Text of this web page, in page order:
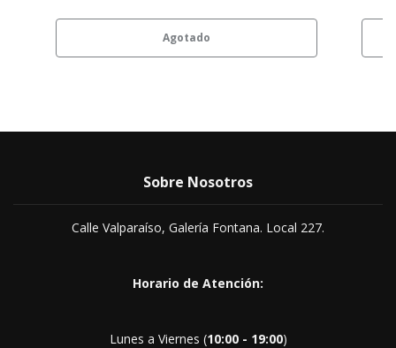
Agotado
Sobre Nosotros
Calle Valparaíso, Galería Fontana. Local 227.
Horario de Atención:
Lunes a Viernes (10:00 - 19:00)